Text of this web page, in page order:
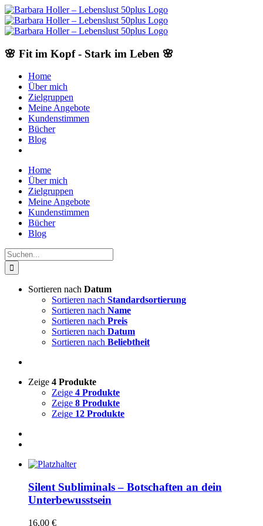
Skip
to
content
🌸 Fit im Kopf - Stark im Leben 🌸
Home
Über mich
Zielgruppen
Meine Angebote
Kundenstimmen
Bücher
Blog
Home
Über mich
Zielgruppen
Meine Angebote
Kundenstimmen
Bücher
Blog
Suche
nach:
Sortieren nach Datum
Sortieren nach Standardsortierung
Sortieren nach Name
Sortieren nach Preis
Sortieren nach Datum
Sortieren nach Beliebtheit
Zeige 4 Produkte
Zeige 4 Produkte
Zeige 8 Produkte
Zeige 12 Produkte
Silent Subliminals – Botschaften an dein
Unterbewusstsein
16,00 €